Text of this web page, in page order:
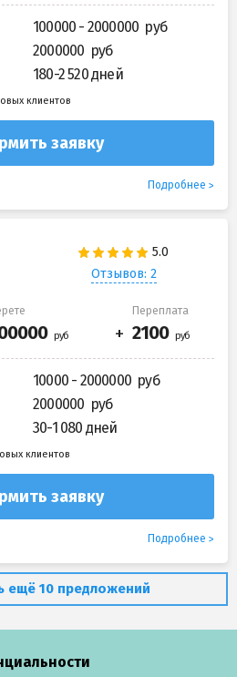
100000 - 2000000
2000000
180-2 520 дней
клиентов
заявку
Подробнее
Отзывов: 2
Переплата
10000 - 2000000
2000000
30-1 080 дней
клиентов
заявку
Подробнее
ещё 10 предложений